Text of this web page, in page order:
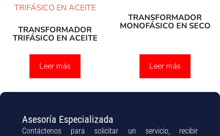
TRANSFORMADOR
TRIFÁSICO EN ACEITE
Leer más
TRANSFORMADOR
MONOFÁSICO EN SECO
Leer más
Asesoría Especializada
Contáctenos para solicitar un servicio, recibir